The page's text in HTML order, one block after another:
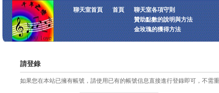
聊天室首頁 首頁
聊天室各項守則
贊助點數的說明與方法
金玫瑰的獲得方法
請登錄
如果您在本站已擁有帳號，請使用已有的帳號信息直接進行登錄即可，不需